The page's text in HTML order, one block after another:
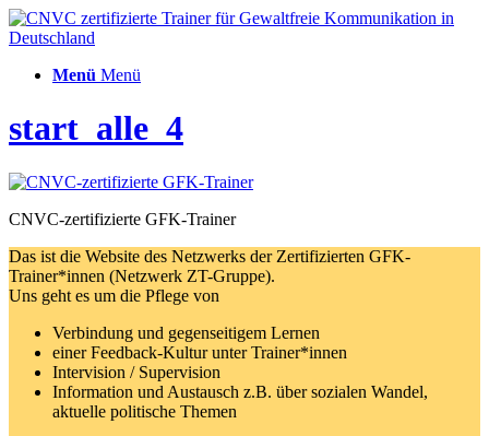
Menü Menü
start_alle_4
CNVC-zertifizierte GFK-Trainer
Das ist die Website des Netzwerks der Zertifizierten GFK-
Trainer*innen (Netzwerk ZT-Gruppe).
Uns geht es um die Pflege von
Verbindung und gegenseitigem Lernen
einer Feedback-Kultur unter Trainer*innen
Intervision / Supervision
Information und Austausch z.B. über sozialen Wandel,
aktuelle politische Themen